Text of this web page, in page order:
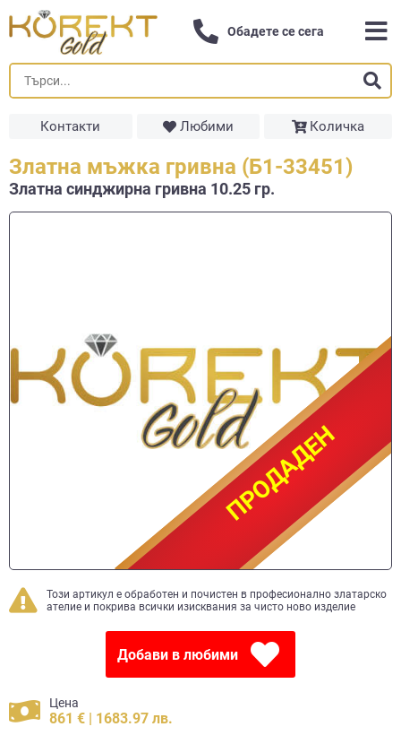
Обадете се сега
Контакти Любими Количка
Златна мъжка гривна (Б1-33451)
Златна синджирна гривнa 10.25 гр.
ПРОДАДЕН
ПРОДАДЕН
Този артикул е обработен и почистен в професионално златарско
ателие и покрива всички изисквания за чисто ново изделие
Добави в любими
Цена
861 € | 1683.97 лв.